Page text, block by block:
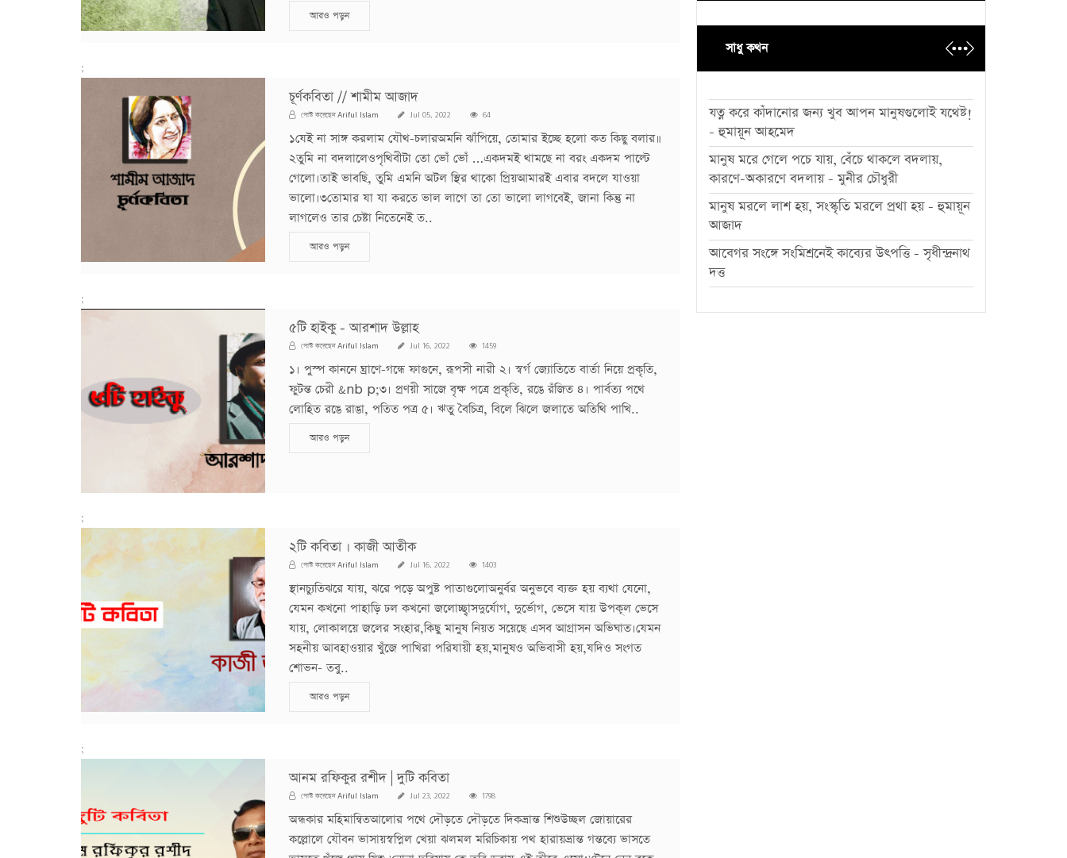
আরও পড়ুন
;
চূর্ণকবিতা // শামীম আজাদ
পোস্ট করেছেনAriful Islam Jul 05, 2022 64
১যেই না সাঙ্গ করলাম যৌথ-চলারঅমনি ঝাঁপিয়ে, তোমার ইচ্ছে হলো কত কিছু বলার॥
২তুমি না বদলালেওপৃথিবীটা তো ভোঁ ভোঁ …একদমই থামছে না বরং একদম পাল্টে
গেলো।তাই ভাবছি, তুমি এমনি অটল স্থির থাকো প্রিয়আমারই এবার বদলে যাওয়া
ভালো।৩তোমার যা যা করতে ভাল লাগে তা তো ভালো লাগবেই, জানা কিন্তু না
লাগলেও তার চেষ্টা নিতেনেই ত..
আরও পড়ুন
;
৫টি হাইকু - আরশাদ উল্লাহ
পোস্ট করেছেনAriful Islam Jul 16, 2022 1459
১। পুস্প কাননে ঘ্রাণে-গন্ধে ফাগুনে, রূপসী নারী ২। স্বর্গ জ্যোতিতে বার্তা নিয়ে প্রকৃতি,
ফুটন্ত চেরী &nb p;৩। প্রণয়ী সাজে বৃক্ষ পত্রে প্রকৃতি, রঙে রঁজিত ৪। পার্বত্য পথে
লোহিত রঙে রাঙা, পতিত পত্র ৫। ঋতু বৈচিত্র, বিলে ঝিলে জলাতে অতিথি পাখি..
আরও পড়ুন
;
২টি কবিতা । কাজী আতীক
পোস্ট করেছেনAriful Islam Jul 16, 2022 1403
স্থানচ্যুতিঝরে যায়, ঝরে পড়ে অপুষ্ট পাতাগুলোঅনুর্বর অনুভবে ব্যক্ত হয় ব্যথা যেনো,
যেমন কখনো পাহাড়ি ঢল কখনো জলোচ্ছ্বাসদুর্যোগ, দুর্ভোগ, ভেসে যায় উপকূল ভেসে
যায়, লোকালয়ে জলের সংহার,কিছু মানুষ নিয়ত সয়েছে এসব আগ্রাসন অভিঘাত।যেমন
সহনীয় আবহাওয়ার খুঁজে পাখিরা পরিযায়ী হয়,মানুষও অভিবাসী হয়,যদিও সংগত
শোভন- তবু..
আরও পড়ুন
;
আনম রফিকুর রশীদ | দুটি কবিতা
পোস্ট করেছেনAriful Islam Jul 23, 2022 1798
অন্ধকার মহিমান্বিতআলোর পথে দৌড়তে দৌড়তে দিকভ্রান্ত শিশুউচ্ছল জোয়ারের
কল্লোলে যৌবন ভাসায়স্বপ্নিল খেয়া ঝলমল মরিচিকায় পথ হারায়ভ্রান্ত গন্তব্যে ভাসতে
সাধু কথন
যত্ন করে কাঁদানোর জন্য খুব আপন মানুষগুলোই যথেষ্ট!
- হুমায়ূন আহমেদ
মানুষ মরে গেলে পচে যায়, বেঁচে থাকলে বদলায়,
কারণে-অকারণে বদলায় - মুনীর চৌধুরী
মানুষ মরলে লাশ হয়, সংস্কৃতি মরলে প্রথা হয় - হুমায়ূন
আজাদ
আবেগর সংঙ্গে সংমিশ্রনেই কাব্যের উৎপত্তি - সৃধীন্দ্রনাথ
দত্ত